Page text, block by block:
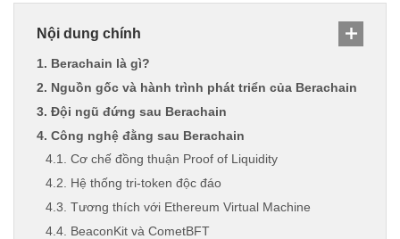
Nội dung chính
1. Berachain là gì?
2. Nguồn gốc và hành trình phát triển của Berachain
3. Đội ngũ đứng sau Berachain
4. Công nghệ đằng sau Berachain
4.1. Cơ chế đồng thuận Proof of Liquidity
4.2. Hệ thống tri-token độc đáo
4.3. Tương thích với Ethereum Virtual Machine
4.4. BeaconKit và CometBFT